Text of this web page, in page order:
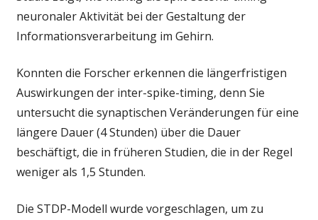
neuronaler Aktivität bei der Gestaltung der
Informationsverarbeitung im Gehirn.
Konnten die Forscher erkennen die längerfristigen
Auswirkungen der inter-spike-timing, denn Sie
untersucht die synaptischen Veränderungen für eine
längere Dauer (4 Stunden) über die Dauer
beschäftigt, die in früheren Studien, die in der Regel
weniger als 1,5 Stunden.
Die STDP-Modell wurde vorgeschlagen, um zu